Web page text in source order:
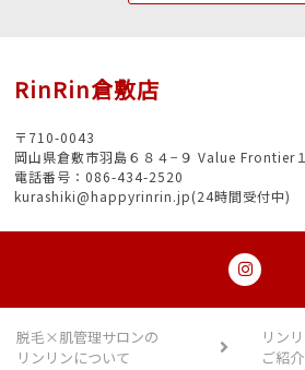
RinRin倉敷店
〒710-0043
岡山県倉敷市羽島６８４−９ Value Frontier
電話番号：086-434-2520
kurashiki@happyrinrin.jp(24時間受付中)
脱毛×肌管理サロンの
リンリンについて
リン
ご紹介